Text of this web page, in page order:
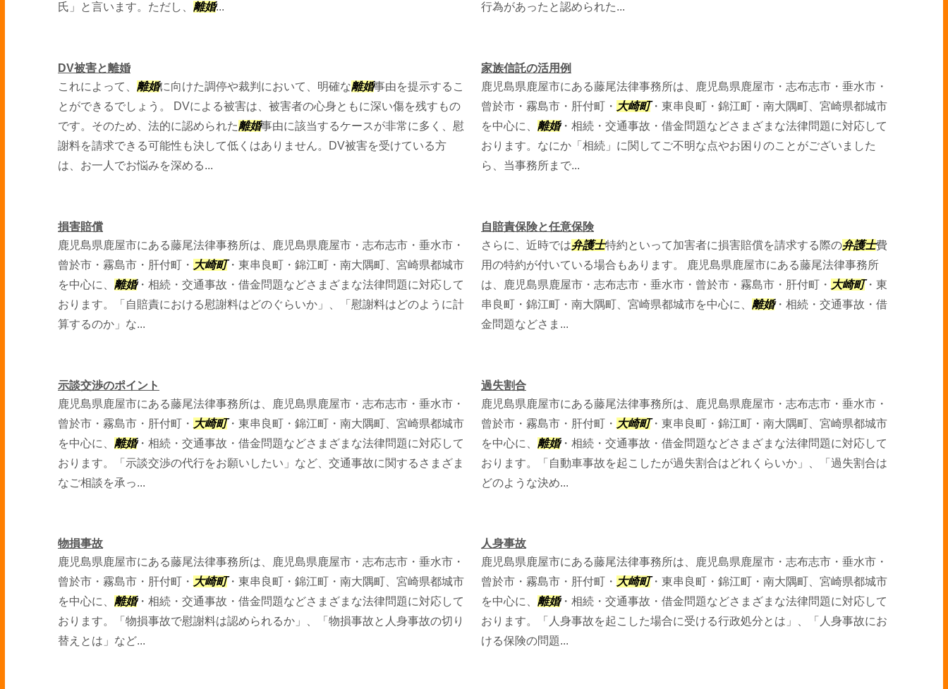
氏」と言います。ただし、 離婚...
行為があったと認められた...
DV被害と離婚
これによって、 離婚に向けた調停や裁判において、明確な離婚事由を提示するこ
とができるでしょう。 DVによる被害は、被害者の心身ともに深い傷を残すもの
です。そのため、法的に認められた離婚事由に該当するケースが非常に多く、慰
謝料を請求できる可能性も決して低くはありません。DV被害を受けている方
は、お一人でお悩みを深める...
家族信託の活用例
鹿児島県鹿屋市にある藤尾法律事務所は、鹿児島県鹿屋市・志布志市・垂水市・
曾於市・霧島市・肝付町・ 大崎町・東串良町・錦江町・南大隅町、宮崎県都城市
を中心に、 離婚・相続・交通事故・借金問題などさまざまな法律問題に対応して
おります。なにか「相続」に関してご不明な点やお困りのことがございました
ら、当事務所まで...
損害賠償
鹿児島県鹿屋市にある藤尾法律事務所は、鹿児島県鹿屋市・志布志市・垂水市・
曾於市・霧島市・肝付町・ 大崎町・東串良町・錦江町・南大隅町、宮崎県都城市
を中心に、 離婚・相続・交通事故・借金問題などさまざまな法律問題に対応して
おります。「自賠責における慰謝料はどのぐらいか」、「慰謝料はどのように計
算するのか」な...
自賠責保険と任意保険
さらに、近時では弁護士特約といって加害者に損害賠償を請求する際の弁護士費
用の特約が付いている場合もあります。 鹿児島県鹿屋市にある藤尾法律事務所
は、鹿児島県鹿屋市・志布志市・垂水市・曾於市・霧島市・肝付町・ 大崎町・東
串良町・錦江町・南大隅町、宮崎県都城市を中心に、 離婚・相続・交通事故・借
金問題などさま...
示談交渉のポイント
鹿児島県鹿屋市にある藤尾法律事務所は、鹿児島県鹿屋市・志布志市・垂水市・
曾於市・霧島市・肝付町・ 大崎町・東串良町・錦江町・南大隅町、宮崎県都城市
を中心に、 離婚・相続・交通事故・借金問題などさまざまな法律問題に対応して
おります。「示談交渉の代行をお願いしたい」など、交通事故に関するさまざま
なご相談を承っ...
過失割合
鹿児島県鹿屋市にある藤尾法律事務所は、鹿児島県鹿屋市・志布志市・垂水市・
曾於市・霧島市・肝付町・ 大崎町・東串良町・錦江町・南大隅町、宮崎県都城市
を中心に、 離婚・相続・交通事故・借金問題などさまざまな法律問題に対応して
おります。「自動車事故を起こしたが過失割合はどれくらいか」、「過失割合は
どのような決め...
物損事故
鹿児島県鹿屋市にある藤尾法律事務所は、鹿児島県鹿屋市・志布志市・垂水市・
曾於市・霧島市・肝付町・ 大崎町・東串良町・錦江町・南大隅町、宮崎県都城市
を中心に、 離婚・相続・交通事故・借金問題などさまざまな法律問題に対応して
おります。「物損事故で慰謝料は認められるか」、「物損事故と人身事故の切り
替えとは」など...
人身事故
鹿児島県鹿屋市にある藤尾法律事務所は、鹿児島県鹿屋市・志布志市・垂水市・
曾於市・霧島市・肝付町・ 大崎町・東串良町・錦江町・南大隅町、宮崎県都城市
を中心に、 離婚・相続・交通事故・借金問題などさまざまな法律問題に対応して
おります。「人身事故を起こした場合に受ける行政処分とは」、「人身事故にお
ける保険の問題...